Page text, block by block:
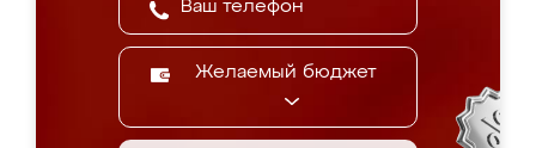
Желаемый бюджет